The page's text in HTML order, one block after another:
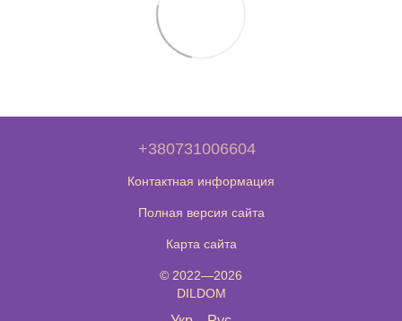
+380731006604
Контактная информация
Полная версия сайта
Карта сайта
© 2022—2026
DILDOM